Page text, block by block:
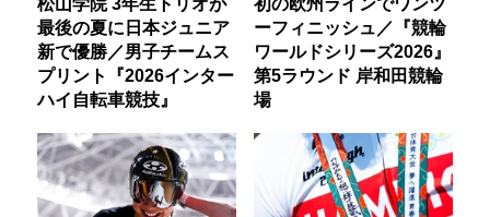
最後の夏に日本ジュニア
新で優勝／男子チームス
プリント『2026インター
ハイ自転車競技』
ーフィニッシュ／『競輪
ワールドシリーズ2026』
第5ラウンド 岸和田競輪
場